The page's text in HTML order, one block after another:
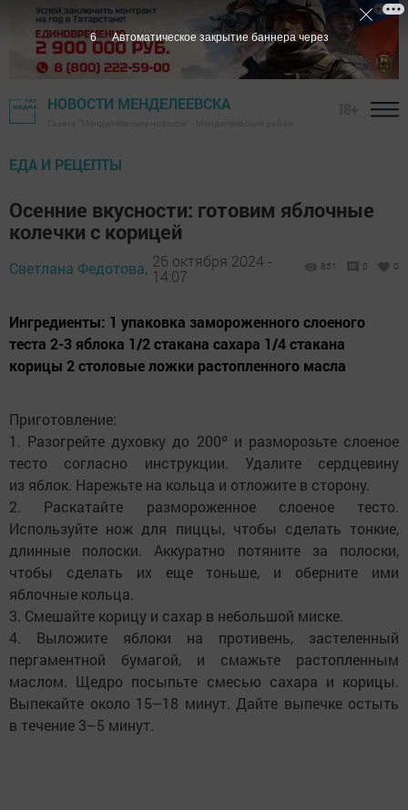
НОВОСТИ МЕНДЕЛЕЕВСКА
ЕДА И РЕЦЕПТЫ
Осенние вкусности: готовим яблочные
колечки с корицей
Светлана Федотова, 26 октября 2024 -
14:07
851 0 0
Ингредиенты: 1 упаковка замороженного слоеного
теста 2-3 яблока 1/2 стакана сахара 1/4 стакана
корицы 2 столовые ложки растопленного масла
Приготовление:
1. Разогрейте духовку до 200º и разморозьте слоеное
тесто согласно инструкции. Удалите сердцевину
из яблок. Нарежьте на кольца и отложите в сторону.
2. Раскатайте размороженное слоеное тесто.
Используйте нож для пиццы, чтобы сделать тонкие,
длинные полоски. Аккуратно потяните за полоски,
чтобы сделать их еще тоньше, и оберните ими
яблочные кольца.
3. Смешайте корицу и сахар в небольшой миске.
4. Выложите яблоки на противень, застеленный
пергаментной бумагой, и смажьте растопленным
маслом. Щедро посыпьте смесью сахара и корицы.
Выпекайте около 15–18 минут. Дайте выпечке остыть
в течение 3–5 минут.
5 Автоматическое закрытие баннера через